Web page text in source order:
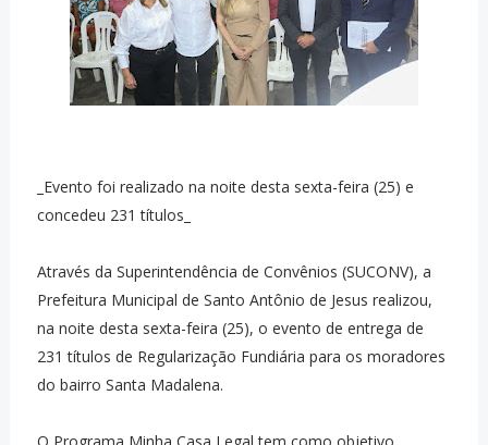
_Evento foi realizado na noite desta sexta-feira (25) e
concedeu 231 títulos_
Através da Superintendência de Convênios (SUCONV), a
Prefeitura Municipal de Santo Antônio de Jesus realizou,
na noite desta sexta-feira (25), o evento de entrega de
231 títulos de Regularização Fundiária para os moradores
do bairro Santa Madalena.